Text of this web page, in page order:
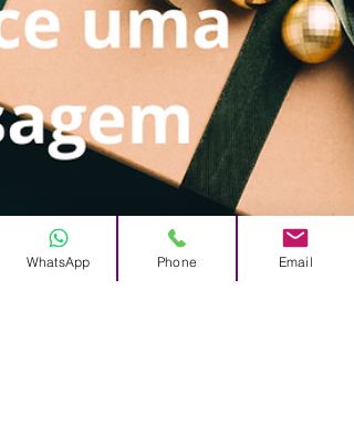
WhatsApp Phone Email